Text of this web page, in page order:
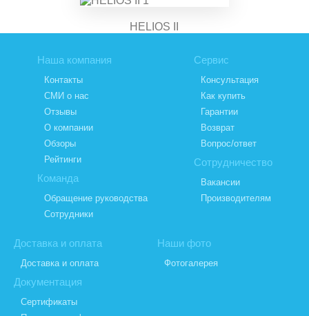
HELIOS II
Наша компания
Контакты
СМИ о нас
Отзывы
О компании
Обзоры
Рейтинги
Команда
Обращение руководства
Сотрудники
Сервис
Консультация
Как купить
Гарантии
Возврат
Вопрос/ответ
Сотрудничество
Вакансии
Производителям
Доставка и оплата
Доставка и оплата
Документация
Сертификаты
Наши фото
Фотогалерея